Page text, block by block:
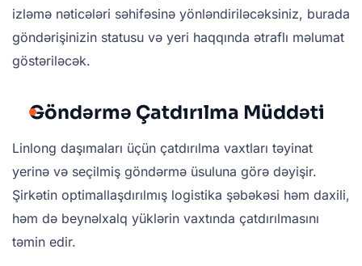
izləmə nəticələri səhifəsinə yönləndiriləcəksiniz, burada
göndərişinizin statusu və yeri haqqında ətraflı məlumat
göstəriləcək.
Göndərmə Çatdırılma Müddəti
Linlong daşımaları üçün çatdırılma vaxtları təyinat
yerinə və seçilmiş göndərmə üsuluna görə dəyişir.
Şirkətin optimallaşdırılmış logistika şəbəkəsi həm daxili,
həm də beynəlxalq yüklərin vaxtında çatdırılmasını
təmin edir.